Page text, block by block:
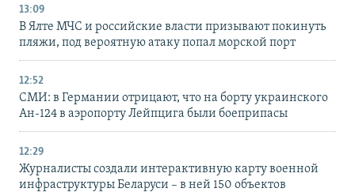
13:09
В Ялте МЧС и российские власти призывают покинуть
пляжи, под вероятную атаку попал морской порт
12:52
СМИ: в Германии отрицают, что на борту украинского
Ан-124 в аэропорту Лейпцига были боеприпасы
12:29
Журналисты создали интерактивную карту военной
инфраструктуры Беларуси – в ней 150 объектов